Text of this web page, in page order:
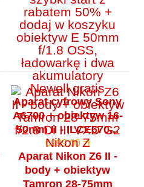
Aparat cyfrowy Sony
A6700 + obiektyw 16-
50mm II - ILCE670...
6999.00 zł
Aparat Nikon Z6 II -
body + obiektyw
Tamron 28-75mm